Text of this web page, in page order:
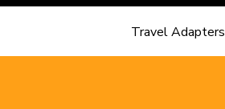
Travel Adapters